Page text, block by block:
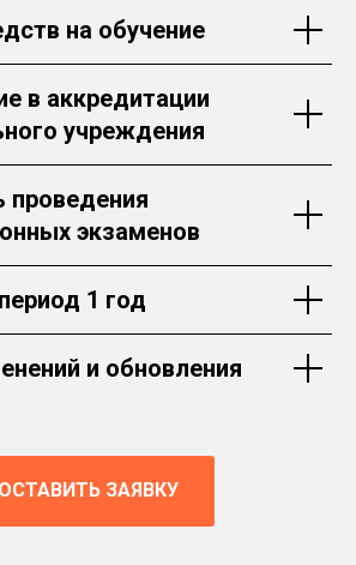
на обучение
в аккредитации
учреждения
экзаменов
1 год
и обновления
ОСТАВИТЬ ЗАЯВКУ